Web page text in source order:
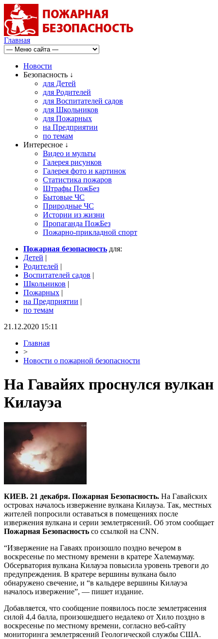
Главная
Новости
Безопасность ↓
для Детей
для Родителей
для Воспитателей садов
для Школьников
для Пожарных
на Предприятии
по темам
Интересное ↓
Видео и мульты
Галерея рисунков
Галерея фото и картинок
Статистика пожаров
Штрафы ПожБез
Бытовые ЧС
Природные ЧС
Истории из жизни
Пропаганда ПожБез
Пожарно-прикладной спорт
Пожарная безопасность для:
Детей |
Родителей |
Воспитателей садов |
Школьников |
Пожарных |
на Предприятии |
по темам
21.12.2020 15:11
Главная
>
Новости о пожарной безопасности
На Гавайях проснулся вулкан
Килауэа
КИЕВ. 21 декабря. Пожарная Безопасность. На Гавайских
островах началось извержение вулкана Килауэа. Так, местных
жителей попросили оставаться в помещениях после
извержения вулкана и серии землетрясений. Об этом сообщает
Пожарная Безопасность со ссылкой на CNN.
“Извержение на Гаваях произошло поздно вечером в
воскресенье по местному времени в кратере Халемаумау.
Обсерватория вулкана Килауэа повысила уровень тревоги до
предупреждения. В кратере вершины вулкана было
обнаружено свечение, и “в кальдере вершины Килауэа
началось извержение”, — пишет издание.
Добавляется, что сообщение появилось после землетрясения
силой 4,4 балла, произошедшего недалеко от Хило поздно в
воскресенье по местному времени, согласно веб-сайту
мониторинга землетрясений Геологической службы США.